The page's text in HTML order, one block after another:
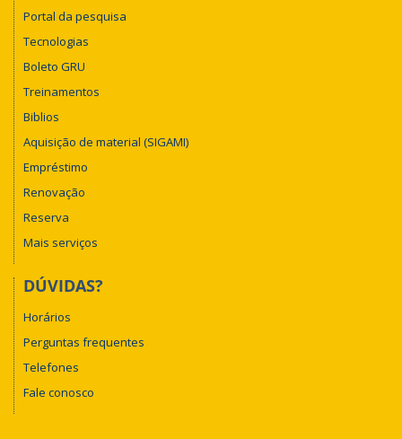
Portal da pesquisa
Tecnologias
Boleto GRU
Treinamentos
Biblios
Aquisição de material (SIGAMI)
Empréstimo
Renovação
Reserva
Mais serviços
DÚVIDAS?
Horários
Perguntas frequentes
Telefones
Fale conosco